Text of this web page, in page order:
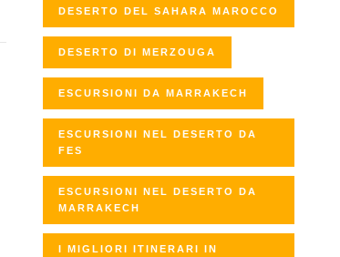
DESERTO DEL SAHARA MAROCCO
DESERTO DI MERZOUGA
ESCURSIONI DA MARRAKECH
ESCURSIONI NEL DESERTO DA
FES
ESCURSIONI NEL DESERTO DA
MARRAKECH
I MIGLIORI ITINERARI IN